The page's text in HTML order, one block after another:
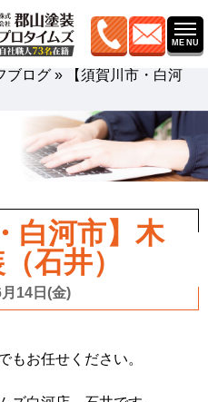
ブログ »
【須賀川市・白河
白河市】木
石井）
14日(金)
もお任せください。